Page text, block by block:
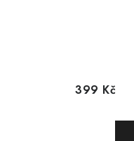
399 Kč